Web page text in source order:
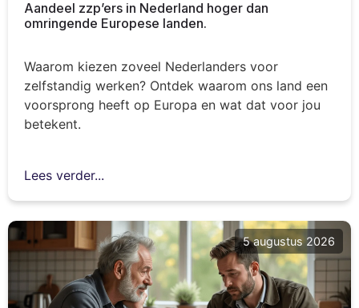
Aandeel zzp’ers in Nederland hoger dan
omringende Europese landen.
Waarom kiezen zoveel Nederlanders voor
zelfstandig werken? Ontdek waarom ons land een
voorsprong heeft op Europa en wat dat voor jou
betekent.
Lees verder...
5 augustus 2026